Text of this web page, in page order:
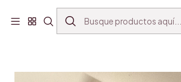
ENVÍO GRATIS SANTIAGO(*) POR
Inicio BEAUTY GLOSS Y LABIALES